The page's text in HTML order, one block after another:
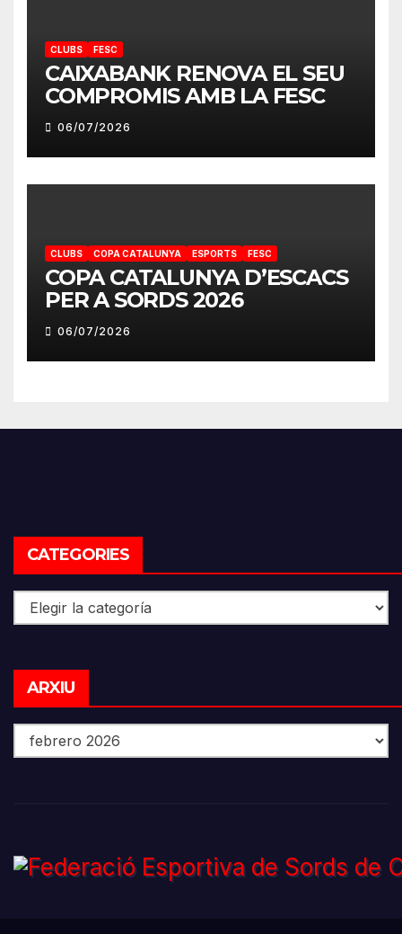
CLUBS FESC
CAIXABANK RENOVA EL SEU
COMPROMIS AMB LA FESC
06/07/2026
CLUBS COPA CATALUNYA ESPORTS FESC
COPA CATALUNYA D’ESCACS
PER A SORDS 2026
06/07/2026
CATEGORIES
Categories
ARXIU